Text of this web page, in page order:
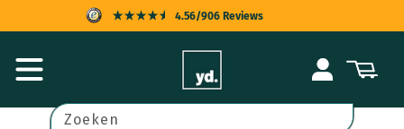
content
4.56/906 Reviews
KOPERSBESCHERMING
SNELLE LEVERING
InloggenWinkelwagen
Zoeken